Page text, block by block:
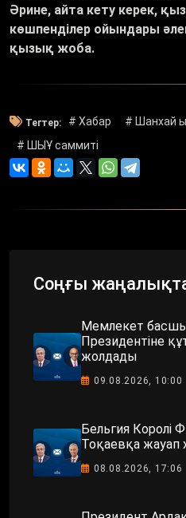
Әрине, айта кету керек,
көшпенділер ойындары
қызық жоба.
Тегтер: # Хабар
# Шанхай
# ШЫҰ саммиті
Соңғы
Мемлекет
Президентіне
жолдады
09.08.2026, 10:00
Бельгия
Тоқаевқа жауап
08.08.2026, 17:06